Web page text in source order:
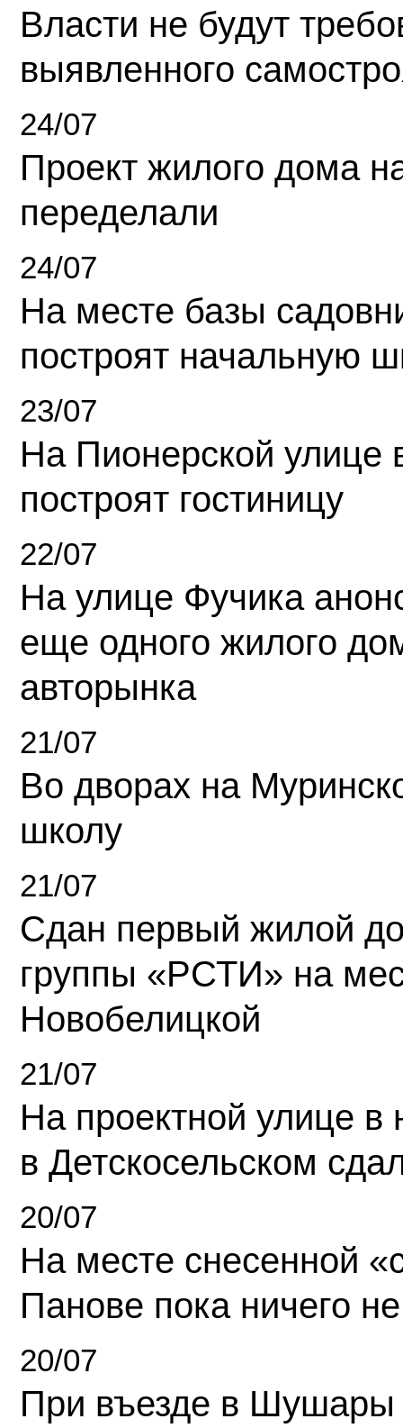
Власти не будут
выявленного
24/07
Проект жилого дома
переделали
24/07
На месте базы
построят начальную
23/07
На Пионерской улице
построят гостиницу
22/07
На улице Фучика
еще одного жилого
авторынка
21/07
Во дворах на
школу
21/07
Сдан первый жилой
группы «РСТИ» на
Новобелицкой
21/07
На проектной улице
в Детскосельском
20/07
На месте снесенной
Панове пока ничего
20/07
При въезде в Шушары